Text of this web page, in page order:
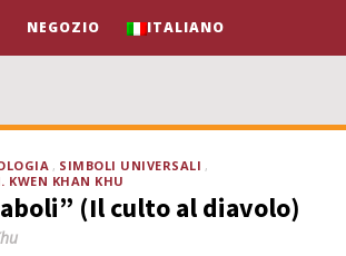
NEGOZIO ITALIANO
SIMBOLI UNIVERSALI
KWEN KHAN KHU
(Il culto al diavolo)